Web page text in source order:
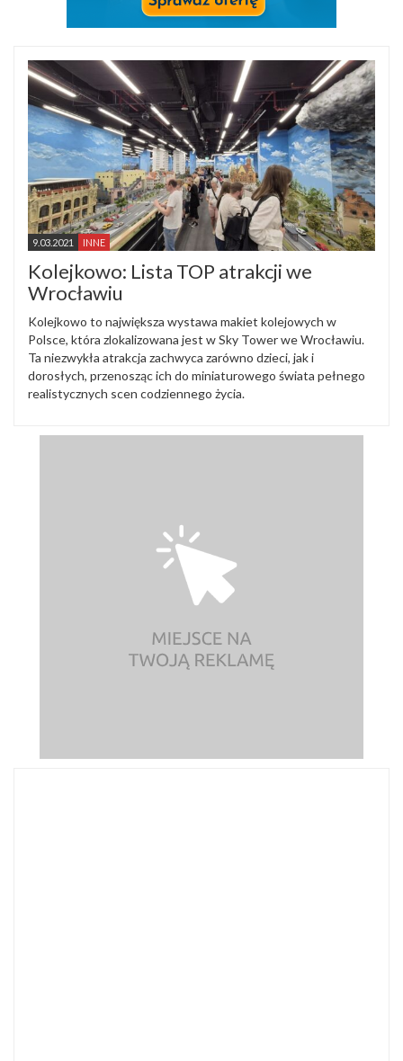
9.03.2021 INNE
Kolejkowo: Lista TOP atrakcji we
Wrocławiu
Kolejkowo to największa wystawa makiet kolejowych w
Polsce, która zlokalizowana jest w Sky Tower we Wrocławiu.
Ta niezwykła atrakcja zachwyca zarówno dzieci, jak i
dorosłych, przenosząc ich do miniaturowego świata pełnego
realistycznych scen codziennego życia.